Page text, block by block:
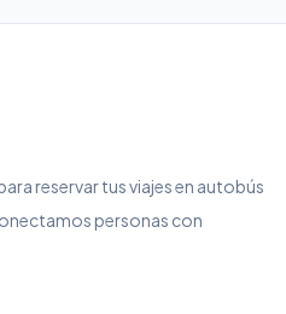
reservar tus viajes en autobús
personas con